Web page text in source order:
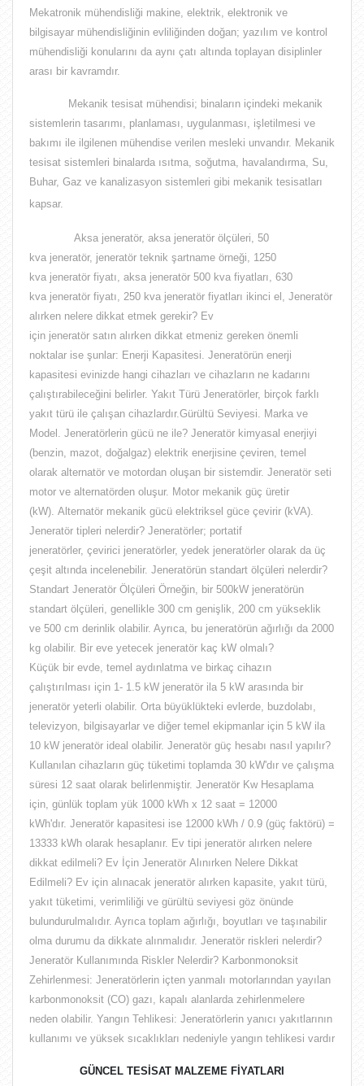
Mekatronik mühendisliği makine, elektrik, elektronik ve
bilgisayar mühendisliğinin evliliğinden doğan; yazılım ve kontrol
mühendisliği konularını da aynı çatı altında toplayan disiplinler
arası bir kavramdır.
Mekanik tesisat mühendisi; binaların içindeki mekanik
sistemlerin tasarımı, planlaması, uygulanması, işletilmesi ve
bakımı ile ilgilenen mühendise verilen mesleki unvandır. Mekanik
tesisat sistemleri binalarda ısıtma, soğutma, havalandırma, Su,
Buhar, Gaz ve kanalizasyon sistemleri gibi mekanik tesisatları
kapsar.
Aksa jeneratör, aksa jeneratör ölçüleri, 50
kva jeneratör, jeneratör teknik şartname örneği, 1250
kva jeneratör fiyatı, aksa jeneratör 500 kva fiyatları, 630
kva jeneratör fiyatı, 250 kva jeneratör fiyatları ikinci el, Jeneratör
alırken nelere dikkat etmek gerekir? Ev
için jeneratör satın alırken dikkat etmeniz gereken önemli
noktalar ise şunlar: Enerji Kapasitesi. Jeneratörün enerji
kapasitesi evinizde hangi cihazları ve cihazların ne kadarını
çalıştırabileceğini belirler. Yakıt Türü Jeneratörler, birçok farklı
yakıt türü ile çalışan cihazlardır.Gürültü Seviyesi. Marka ve
Model. Jeneratörlerin gücü ne ile? Jeneratör kimyasal enerjiyi
(benzin, mazot, doğalgaz) elektrik enerjisine çeviren, temel
olarak alternatör ve motordan oluşan bir sistemdir. Jeneratör seti
motor ve alternatörden oluşur. Motor mekanik güç üretir
(kW). Alternatör mekanik gücü elektriksel güce çevirir (kVA).
Jeneratör tipleri nelerdir? Jeneratörler; portatif
jeneratörler, çevirici jeneratörler, yedek jeneratörler olarak da üç
çeşit altında incelenebilir. Jeneratörün standart ölçüleri nelerdir?
Standart Jeneratör Ölçüleri Örneğin, bir 500kW jeneratörün
standart ölçüleri, genellikle 300 cm genişlik, 200 cm yükseklik
ve 500 cm derinlik olabilir. Ayrıca, bu jeneratörün ağırlığı da 2000
kg olabilir. Bir eve yetecek jeneratör kaç kW olmalı?
Küçük bir evde, temel aydınlatma ve birkaç cihazın
çalıştırılması için 1- 1.5 kW jeneratör ila 5 kW arasında bir
jeneratör yeterli olabilir. Orta büyüklükteki evlerde, buzdolabı,
televizyon, bilgisayarlar ve diğer temel ekipmanlar için 5 kW ila
10 kW jeneratör ideal olabilir. Jeneratör güç hesabı nasıl yapılır?
Kullanılan cihazların güç tüketimi toplamda 30 kW'dır ve çalışma
süresi 12 saat olarak belirlenmiştir. Jeneratör Kw Hesaplama
için, günlük toplam yük 1000 kWh x 12 saat = 12000
kWh'dır. Jeneratör kapasitesi ise 12000 kWh / 0.9 (güç faktörü) =
13333 kWh olarak hesaplanır. Ev tipi jeneratör alırken nelere
dikkat edilmeli? Ev İçin Jeneratör Alınırken Nelere Dikkat
Edilmeli? Ev için alınacak jeneratör alırken kapasite, yakıt türü,
yakıt tüketimi, verimliliği ve gürültü seviyesi göz önünde
bulundurulmalıdır. Ayrıca toplam ağırlığı, boyutları ve taşınabilir
olma durumu da dikkate alınmalıdır. Jeneratör riskleri nelerdir?
Jeneratör Kullanımında Riskler Nelerdir? Karbonmonoksit
Zehirlenmesi: Jeneratörlerin içten yanmalı motorlarından yayılan
karbonmonoksit (CO) gazı, kapalı alanlarda zehirlenmelere
neden olabilir. Yangın Tehlikesi: Jeneratörlerin yanıcı yakıtlarının
kullanımı ve yüksek sıcaklıkları nedeniyle yangın tehlikesi vardır
GÜNCEL TESİSAT MALZEME FİYATLARI